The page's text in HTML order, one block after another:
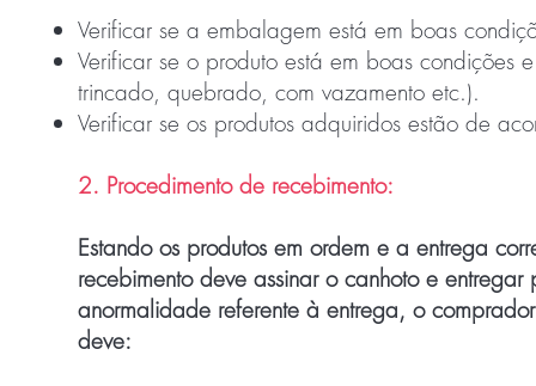
Verificar se a embalagem está em boas
Verificar se o produto está em boas
trincado, quebrado, com vazamento etc.).
Verificar se os produtos adquiridos estão de
2. Procedimento de recebimento:
Estando os produtos em ordem e a entrega
recebimento deve assinar o canhoto e
anormalidade referente à entrega, o
deve: